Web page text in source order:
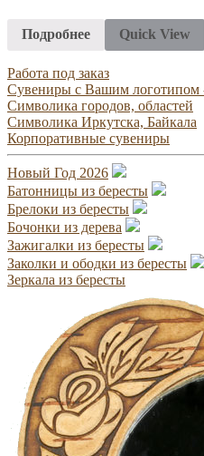
Подробнее Quick View
Работа под заказ
Сувениры с Вашим логотипом
Символика городов, областей
Символика Иркутска, Байкала
Корпоративные сувениры
Новый Год 2026
Батонницы из бересты
Брелоки из бересты
Бочонки из дерева
Зажигалки из бересты
Заколки и ободки из бересты
Зеркала из бересты